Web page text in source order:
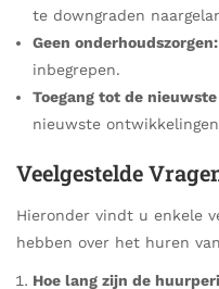
te downgraden
Geen onderhoudszorgen:
inbegrepen.
Toegang tot de
nieuwste
Veelgestelde
Hieronder vindt u enkele
hebben over het huren
Hoe lang zijn de